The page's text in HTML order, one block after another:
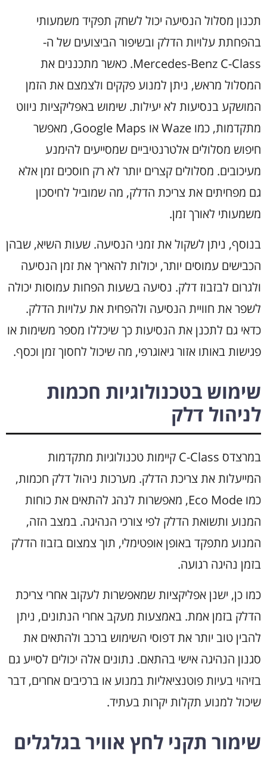
תכנון מסלול הנסיעה יכול לשחק תפקיד משמעותי
בהפחתת עלויות הדלק ובשיפור הביצועים של ה-
Mercedes-Benz C-Class. כאשר מתכננים את
המסלול מראש, ניתן למנוע פקקים ולצמצם את הזמן
המושקע בנסיעות לא יעילות. שימוש באפליקציות ניווט
מתקדמות, כמו Waze או Google Maps, מאפשר
חיפוש מסלולים אלטרנטיביים שמסייעים להימנע
מעיכובים. מסלולים קצרים יותר לא רק חוסכים זמן אלא
גם מפחיתים את צריכת הדלק, מה שמוביל לחיסכון
משמעותי לאורך זמן.
בנוסף, ניתן לשקול את זמני הנסיעה. שעות השיא, שבהן
הכבישים עמוסים יותר, יכולות להאריך את זמן הנסיעה
ולגרום לבזבוז דלק. נסיעה בשעות הפחות עמוסות יכולה
לשפר את חוויית הנסיעה ולהפחית את עלויות הדלק.
כדאי גם לתכנן את הנסיעות כך שיכללו מספר משימות או
פגישות באותו אזור גיאוגרפי, מה שיכול לחסוך זמן וכסף.
שימוש בטכנולוגיות חכמות
לניהול דלק
במרצדס C-Class קיימות טכנולוגיות מתקדמות
המייעלות את צריכת הדלק. מערכות ניהול דלק חכמות,
כמו Eco Mode, מאפשרות לנהג להתאים את כוחות
המנוע ותשואת הדלק לפי צורכי הנהיגה. במצב הזה,
המנוע מתפקד באופן אופטימלי, תוך צמצום בזבוז הדלק
בזמן נהיגה רגועה.
כמו כן, ישנן אפליקציות שמאפשרות לעקוב אחרי צריכת
הדלק בזמן אמת. באמצעות מעקב אחרי הנתונים, ניתן
להבין טוב יותר את דפוסי השימוש ברכב ולהתאים את
סגנון הנהיגה אישי בהתאם. נתונים אלה יכולים לסייע גם
בזיהוי בעיות פוטנציאליות במנוע או ברכיבים אחרים, דבר
שיכול למנוע תקלות יקרות בעתיד.
שימור תקני לחץ אוויר בגלגלים